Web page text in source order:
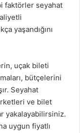
faktörler seyahat
yaşandığını
uçak bileti
bütçelerini
Seyahat
ve bilet
yakalayabilirsiniz.
uygun fiyatlı